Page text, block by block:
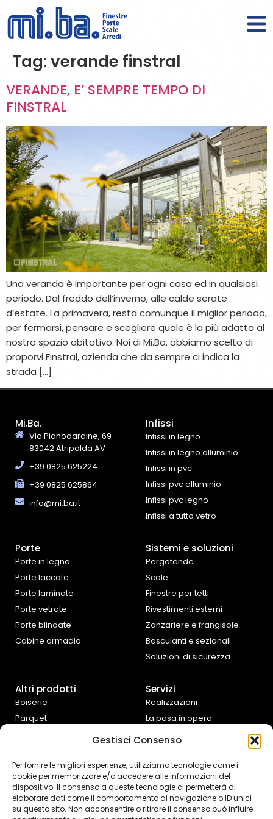
Gestisci Consenso
Per fornire le migliori esperienze, utilizziamo tecnologie come i
cookie per memorizzare e/o accedere alle informazioni del
dispositivo. Il consenso a queste tecnologie ci permetterà di
elaborare dati come il comportamento di navigazione o ID unici
su questo sito. Non acconsentire o ritirare il consenso può influire
Tag:verande finstral
VERANDE, E’ SEMPRE TEMPO DI
FINSTRAL
Una veranda è importante per ogni casa ed in qualsiasi
periodo. Dal freddo dell’inverno, alle calde serate
d’estate. La primavera, resta comunque il miglior periodo,
per fermarsi, pensare e scegliere quale è la più adatta al
nostro spazio abitativo. Noi di Mi.Ba. abbiamo scelto di
proporvi Finstral, azienda che da sempre ci indica la
strada […]
Mi.Ba.
Via Pianodardine, 69
83042 Atripalda AV
+39 0825 625224
+39 0825 625864
info@mi.ba.it
Infissi
Infissi in legno
Infissi in legno alluminio
Infissi in pvc
Infissi pvc alluminio
Infissi pvc legno
Infissi a tutto vetro
Porte
Porte in legno
Porte laccate
Porte laminate
Porte vetrate
Porte blindate
Cabine armadio
Sistemi e soluzioni
Pergotende
Scale
Finestre per tetti
Rivestimenti esterni
Zanzariere e frangisole
Basculanti e sezionali
Soluzioni di sicurezza
Altri prodotti
Boiserie
Parquet
d’arredo
Controtelai Scrigno
Servizi
Realizzazioni
La posa in opera
preventivazione
Assistenza fai da te